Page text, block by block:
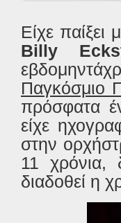
Είχε παίξει
Billy
Παγκόσμιο
πρόσφατα
είχε
στην
11 χρόνια,
διαδοθεί η